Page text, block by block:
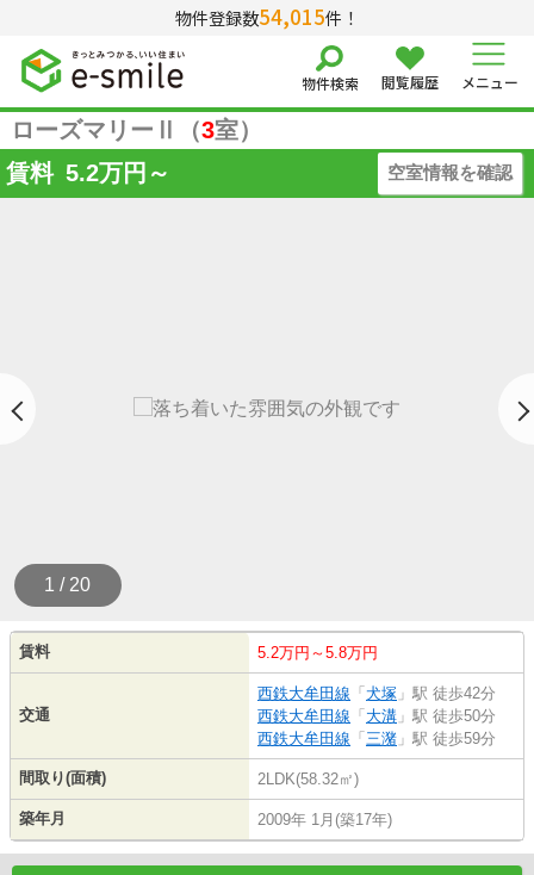
物件登録数54,015件！
物件検索 閲覧履歴 メニュー
ローズマリーⅡ（3室）
賃料 5.2万円～ 空室情報を確認
1 / 20
賃料 5.2万円～5.8万円
交通
西鉄大牟田線 「 犬塚 」駅 徒歩42分
西鉄大牟田線 「 大溝 」駅 徒歩50分
西鉄大牟田線 「 三潴 」駅 徒歩59分
間取り(面積) 2LDK(58.32㎡)
築年月 2009年 1月(築17年)